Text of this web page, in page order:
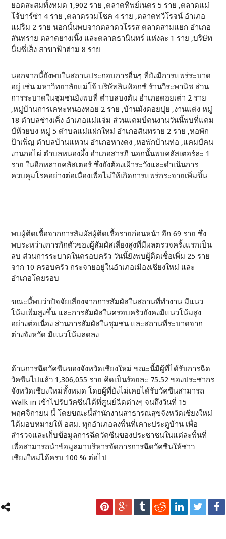
ยอดสะสมทั้งหมด 1,902 ราย ,ตลาดทิพย์เนตร 5 ราย ,ตลาดแม่
โจ้บาร์ซ่า 4 ราย ,ตลาดรวมโชค 4 ราย ,ตลาดทวีโรจน์ อำเภอ
แม่ริม 2 ราย นอกนั้นพบจากตลาดวโรรส ตลาดสามแยก อำเภอ
สันทราย ตลาดยางเนิ้ง และตลาดธานินทร์ แห่งละ 1 ราย ,บริษัท
นิ่มซี่เส็ง สาขาฟ้าฮ่าม 8 ราย
นอกจากนี้ยังพบในสถานประกอบการอื่นๆ ที่ยังมีการแพร่ระบาด
อยู่ เช่น มหาวิทยาลัยแม่โจ้ บริษัทลินฟ้อกซ์ ร้านวีระพานิช ส่วน
การระบาดในชุมชนยังพบที่ ตำบลบงตัน อำเภอดอยเต่า 2 ราย
,หมู่บ้านการเคหะหนองหอย 2 ราย ,บ้านม้งดอยปุย ,งานแต่ง หมู่
18 ตำบลช่างเคิ่ง อำเภอแม่แจ่ม ส่วนแคมป์คนงานวันนี้พบที่แคม
ป์ห้วยบง หมู่ 5 ตำบลแม่แฝกใหม่ อำเภอสันทราย 2 ราย ,หอพัก
ป้าเพ็ญ ตำบลบ้านแหวน อำเภอหางดง ,หอพักบ้านท่อ ,แคมป์คน
งานกอไผ่ ตำบลหนองผึ้ง อำเภอสารภี นอกนั้นพบคลัสเตอร์ละ 1
ราย ในอีกหลายคลัสเตอร์ ซึ่งยังต้องเฝ้าระวังและดำเนินการ
ควบคุมโรคอย่างต่อเนื่องเพื่อไม่ให้เกิดการแพร่กระจายเพิ่มขึ้น
พบผู้ติดเชื้อจากการสัมผัสผู้ติดเชื้อรายก่อนหน้า อีก 69 ราย ซึ่ง
พบระหว่างการกักตัวของผู้สัมผัสเสี่ยงสูงที่มีผลตรวจครั้งแรกเป็น
ลบ ส่วนการระบาดในครอบครัว วันนี้ยังพบผู้ติดเชื้อเพิ่ม 25 ราย
จาก 10 ครอบครัว กระจายอยู่ในอำเภอเมืองเชียงใหม่ และ
อำเภอโดยรอบ
ขณะนี้พบว่าปัจจัยเสี่ยงจากการสัมผัสในสถานที่ทำงาน มีแนว
โน้มเพิ่มสูงขึ้น และการสัมผัสในครอบครัวยังคงมีแนวโน้มสูง
อย่างต่อเนื่อง ส่วนการสัมผัสในชุมชน และสถานที่ระบาดจาก
ต่างจังหวัด มีแนวโน้มลดลง
ด้านการฉีดวัคซีนของจังหวัดเชียงใหม่ ขณะนี้มีผู้ที่ได้รับการฉีด
วัคซีนไปแล้ว 1,306,055 ราย คิดเป็นร้อยละ 75.52 ของประชากร
จังหวัดเชียงใหม่ทั้งหมด โดยผู้ที่ยังไม่เคยได้รับวัคซีนสามารถ
Walk in เข้าไปรับวัคซีนได้ที่ศูนย์ฉีดต่างๆ จนถึงวันที่ 15
พฤศจิกายน นี้ โดยขณะนี้สำนักงานสาธารณสุขจังหวัดเชียงใหม่
ได้มอบหมายให้ อสม. ทุกอำเภอลงพื้นที่เคาะประตูบ้าน เพื่อ
สำรวจและเก็บข้อมูลการฉีดวัคซีนของประชาชนในแต่ละพื้นที่
เพื่อสามารถนำข้อมูลมาบริหารจัดการการฉีดวัคซีนให้ชาว
เชียงใหม่ได้ครบ 100 % ต่อไป